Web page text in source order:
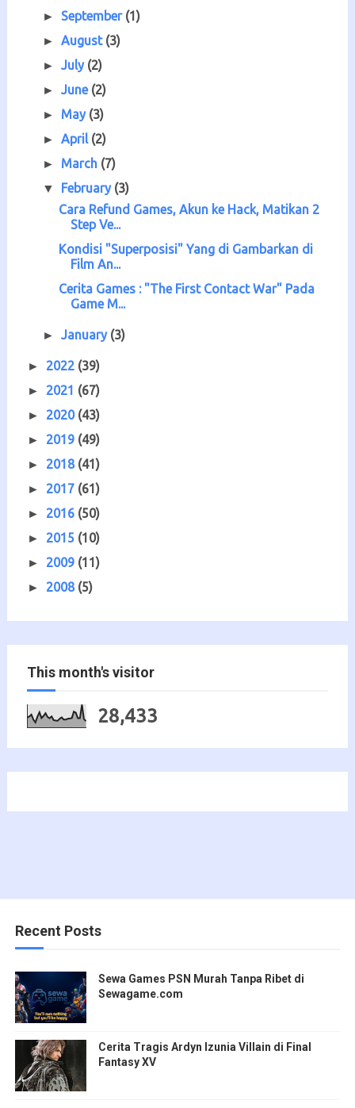
►September (1)
►August (3)
►July (2)
►June (2)
► May (3)
►April (2)
► March (7)
▼ February (3)
Cara Refund Games, Akun ke Hack, Matikan 2
Step Ve...
Kondisi "Superposisi" Yang di Gambarkan di
Film An...
Cerita Games : "The First Contact War" Pada
Game M...
►January (3)
► 2022 (39)
► 2021 (67)
► 2020 (43)
► 2019 (49)
► 2018 (41)
► 2017 (61)
► 2016 (50)
► 2015 (10)
► 2009 (11)
► 2008 (5)
This month's visitor
28,433
Recent Posts
Sewa Games PSN Murah Tanpa Ribet di
Sewagame.com
Cerita Tragis Ardyn Izunia Villain di Final
Fantasy XV